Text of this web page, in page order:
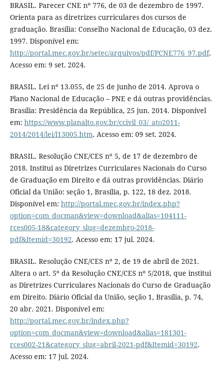
BRASIL. Parecer CNE nº 776, de 03 de dezembro de 1997.
Orienta para as diretrizes curriculares dos cursos de
graduação. Brasília: Conselho Nacional de Educação, 03 dez.
1997. Disponível em:
http://portal.mec.gov.br/setec/arquivos/pdf/PCNE776_97.pdf.
Acesso em: 9 set. 2024.
BRASIL. Lei nº 13.055, de 25 de junho de 2014. Aprova o
Plano Nacional de Educação – PNE e dá outras providências.
Brasília: Presidência da República, 25 jun. 2014. Disponível
em: https://www.planalto.gov.br/ccivil_03/_ato2011-
2014/2014/lei/l13005.htm. Acesso em: 09 set. 2024.
BRASIL. Resolução CNE/CES nº 5, de 17 de dezembro de
2018. Institui as Diretrizes Curriculares Nacionais do Curso
de Graduação em Direito e dá outras providências. Diário
Oficial da União: seção 1, Brasília, p. 122, 18 dez. 2018.
Disponível em: http://portal.mec.gov.br/index.php?
option=com_docman&view=download&alias=104111-
rces005-18&category_slug=dezembro-2018-
pdf&Itemid=30192. Acesso em: 17 jul. 2024.
BRASIL. Resolução CNE/CES nº 2, de 19 de abril de 2021.
Altera o art. 5º da Resolução CNE/CES nº 5/2018, que institui
as Diretrizes Curriculares Nacionais do Curso de Graduação
em Direito. Diário Oficial da União, seção 1, Brasília, p. 74,
20 abr. 2021. Disponível em:
http://portal.mec.gov.br/index.php?
option=com_docman&view=download&alias=181301-
rces002-21&category_slug=abril-2021-pdf&Itemid=30192.
Acesso em: 17 jul. 2024.